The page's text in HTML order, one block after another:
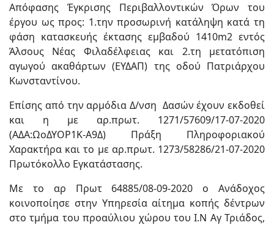
Απόφασης Έγκρισης Περιβαλλοντικών Όρων του
έργου ως προς: 1.την προσωρινή κατάληψη κατά τη
φάση κατασκευής έκτασης εμβαδού 1410m2 εντός
Άλσους Νέας Φιλαδέλφειας και 2.τη μετατόπιση
αγωγού ακαθάρτων (ΕΥΔΑΠ) της οδού Πατριάρχου
Κωνσταντίνου.
Επίσης από την αρμόδια Δ/νση Δασών έχουν εκδοθεί
και η με αρ.πρωτ. 1271/57609/17-07-2020
(ΑΔΑ:ΩοΔΥΟΡ1Κ-Α9Δ) Πράξη Πληροφοριακού
Χαρακτήρα και το με αρ.πρωτ. 1273/58286/21-07-2020
Πρωτόκολλο Εγκατάστασης.
Με το αρ Πρωτ 64885/08-09-2020 ο Ανάδοχος
κοινοποίησε στην Υπηρεσία αίτημα κοπής δέντρων
στο τμήμα του προαύλιου χώρου του Ι.Ν Αγ Τριάδος,